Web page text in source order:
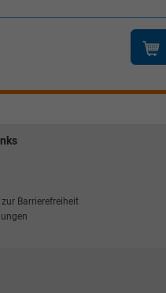
Barrierefreiheit